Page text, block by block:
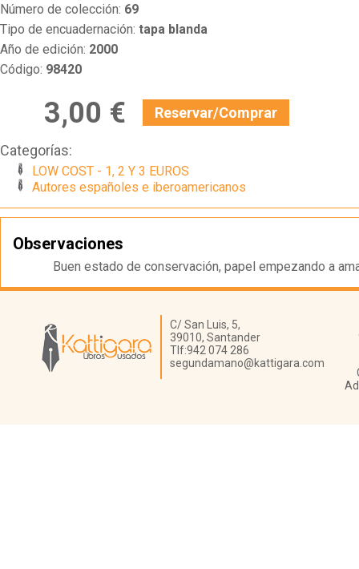
Número de colección: 69
Tipo de encuadernación: tapa blanda
Año de edición: 2000
Código: 98420
3,00 € Reservar/Comprar
Categorías:
LOW COST - 1, 2 Y 3 EUROS
Autores españoles e iberoamericanos
Observaciones
Buen estado de conservación, papel empezando a
Librería Kattigara
C/ San Luis, 5,
39010, Santander
Tlf:942 074 286
segundamano@kattigara.com